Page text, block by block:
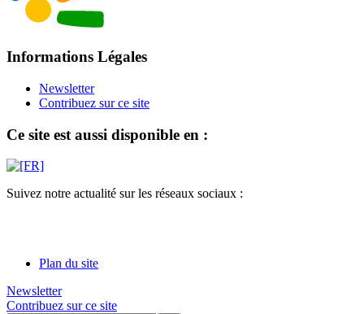
Informations Légales
Newsletter
Contribuez sur ce site
Ce site est aussi disponible en :
Suivez notre actualité sur les réseaux sociaux :
Plan du site
Newsletter
Contribuez sur ce site